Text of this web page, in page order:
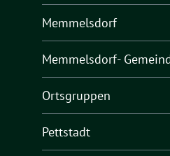
Memmelsdorf
Memmelsdorf-
Ortsgruppen
Pettstadt